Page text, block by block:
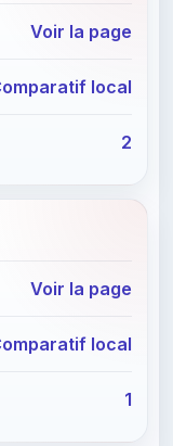
Voir la page
local
2
Voir la page
local
1